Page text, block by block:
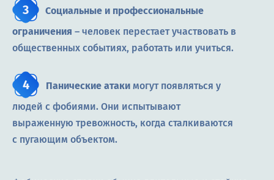
Социальные и профессиональные
ограничения – человек перестает участвовать в
общественных событиях, работать или учиться.
Панические атаки могут появляться у
людей с фобиями. Они испытывают
выраженную тревожность, когда сталкиваются
с пугающим объектом.